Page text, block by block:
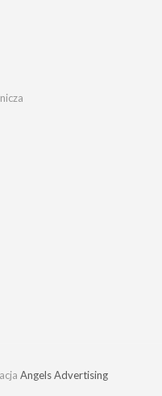
Angels Advertising